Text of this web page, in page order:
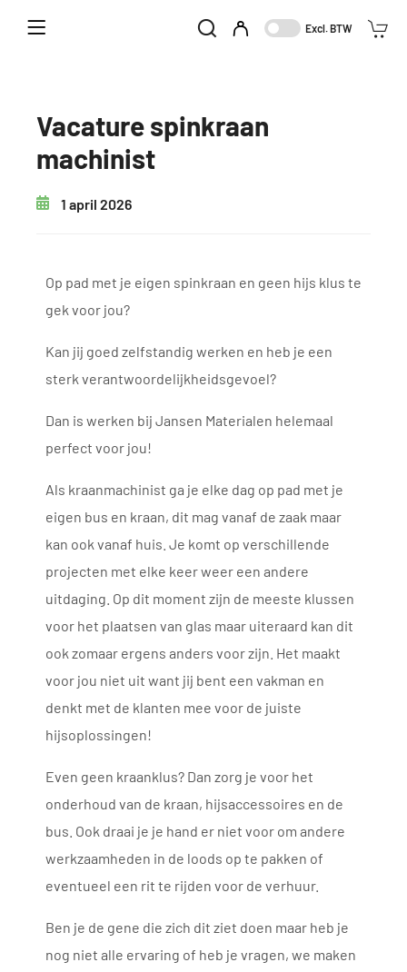
Excl. BTW
Home Vacature spinkraan machinist
Vacature spinkraan
machinist
1 april 2026
Op pad met je eigen spinkraan en geen hijs klus te
gek voor jou?
Kan jij goed zelfstandig werken en heb je een
sterk verantwoordelijkheidsgevoel?
Dan is werken bij Jansen Materialen helemaal
perfect voor jou!
Als kraanmachinist ga je elke dag op pad met je
eigen bus en kraan, dit mag vanaf de zaak maar
kan ook vanaf huis. Je komt op verschillende
projecten met elke keer weer een andere
uitdaging. Op dit moment zijn de meeste klussen
voor het plaatsen van glas maar uiteraard kan dit
ook zomaar ergens anders voor zijn. Het maakt
voor jou niet uit want jij bent een vakman en
denkt met de klanten mee voor de juiste
hijsoplossingen!
Even geen kraanklus? Dan zorg je voor het
onderhoud van de kraan, hijsaccessoires en de
bus. Ook draai je je hand er niet voor om andere
werkzaamheden in de loods op te pakken of
eventueel een rit te rijden voor de verhuur.
Ben je de gene die zich dit ziet doen maar heb je
nog niet alle ervaring of heb je vragen, we maken